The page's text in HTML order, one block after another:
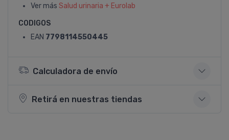
Ver más Salud urinaria + Eurolab
CODIGOS
EAN 7798114550445
Calculadora de envío
Retirá en nuestras tiendas